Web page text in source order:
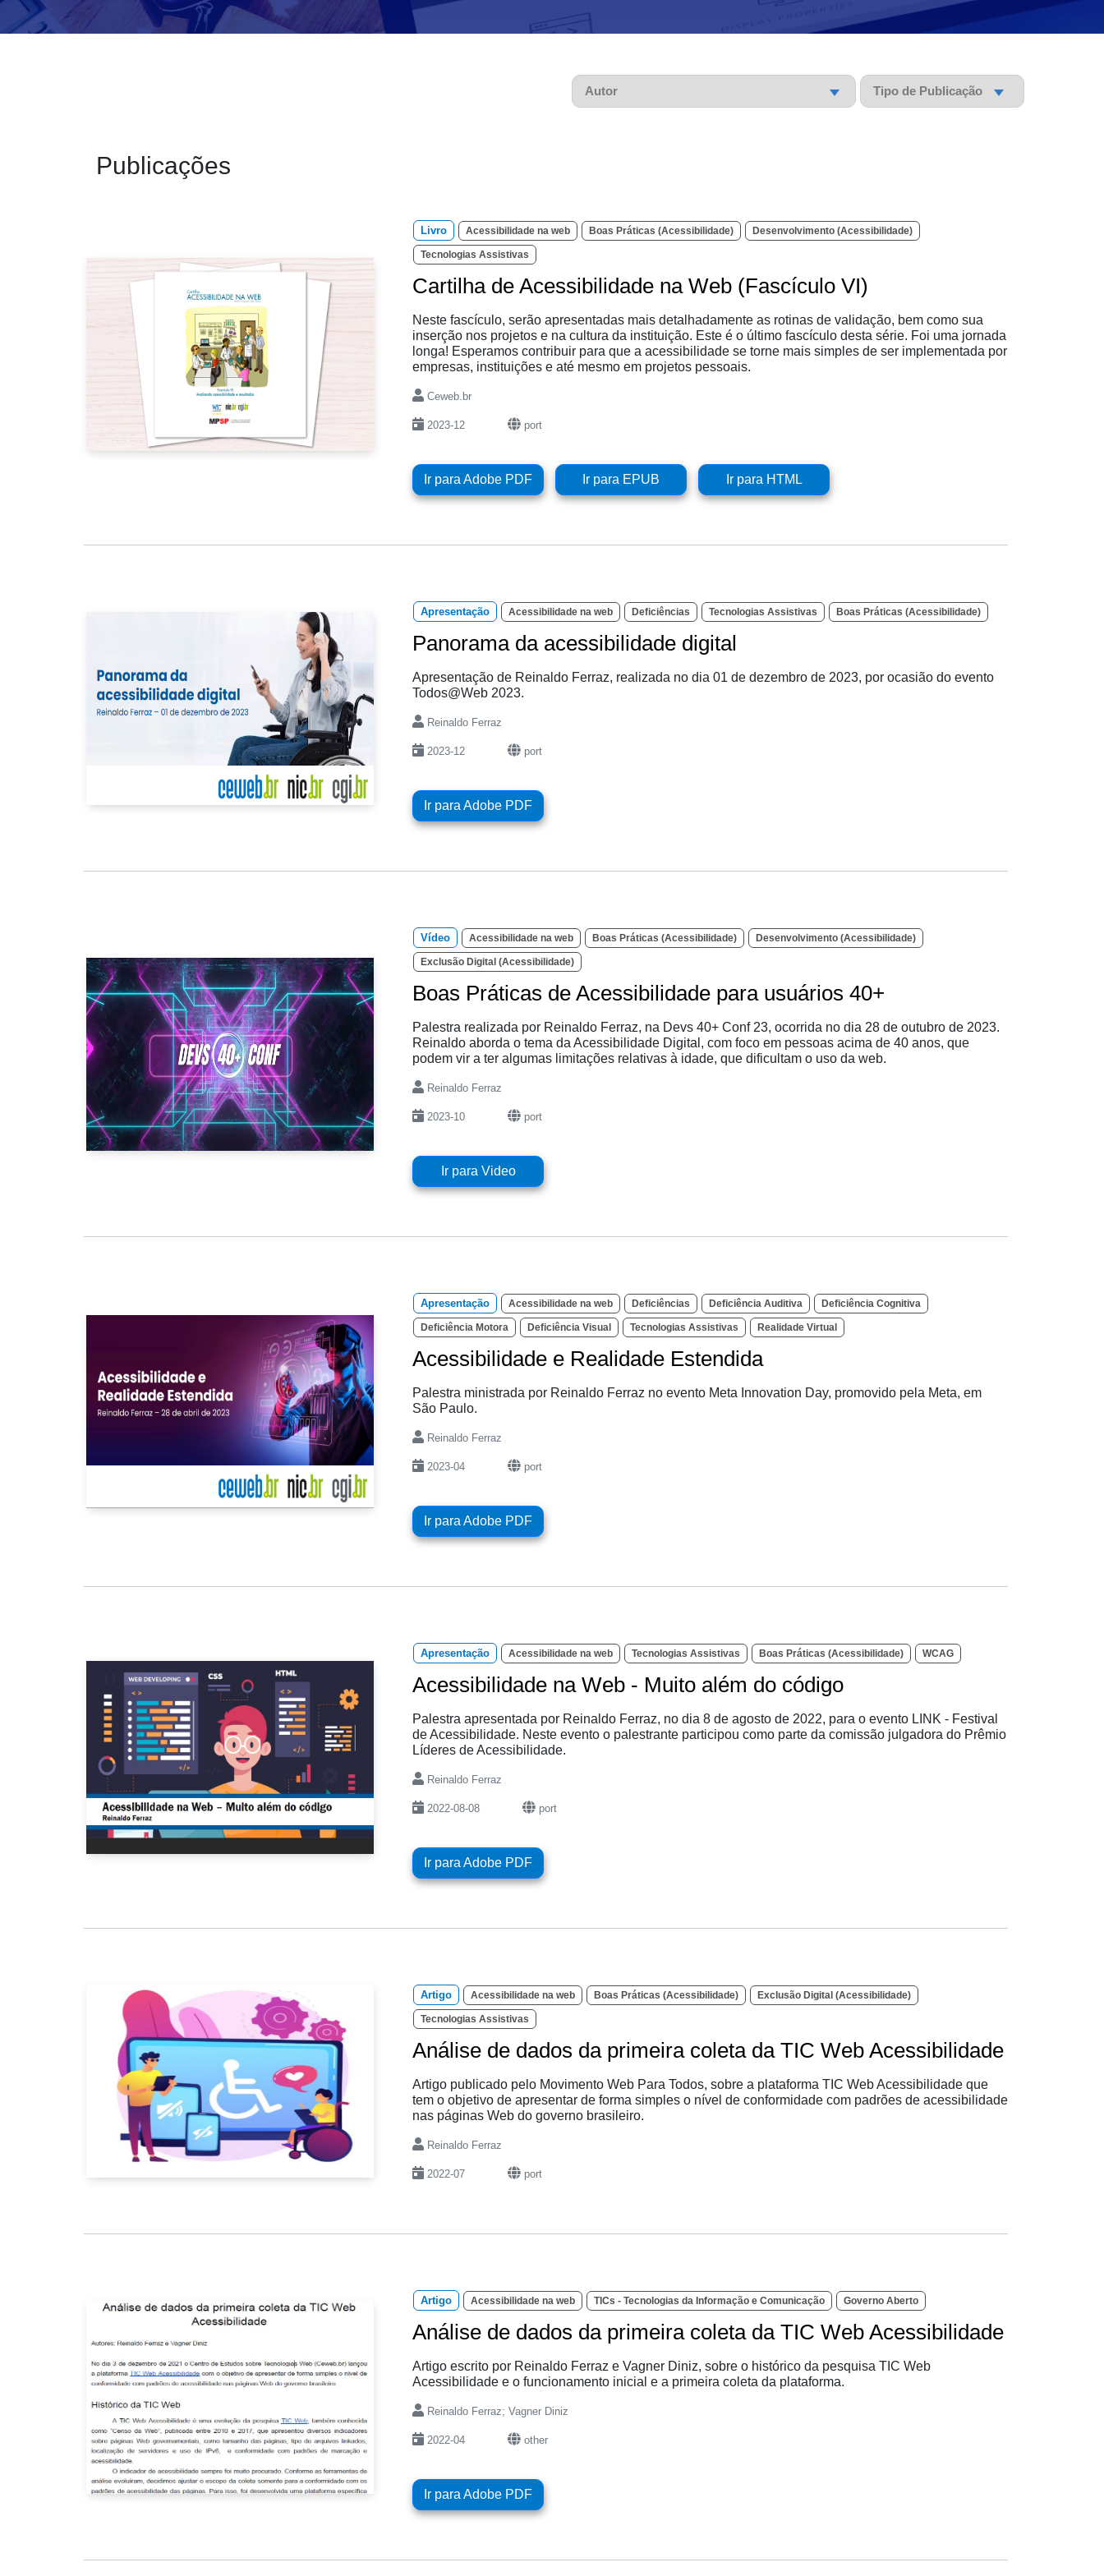
Pesquisar Pesquisar
Pesquisar
Publicações
Livro Acessibilidade na web Boas Práticas (Acessibilidade) Desenvolvimento (Acessibilidade)
Tecnologias Assistivas
Cartilha de Acessibilidade na Web (Fascículo VI)
Neste fascículo, serão apresentadas mais detalhadamente as rotinas de validação, bem como sua
inserção nos projetos e na cultura da instituição. Este é o último fascículo desta série. Foi uma jornada
longa! Esperamos contribuir para que a acessibilidade se torne mais simples de ser implementada por
empresas, instituições e até mesmo em projetos pessoais.
Ceweb.br
2023-12 port
Ir para Adobe PDF Ir para EPUB Ir para HTML
Apresentação Acessibilidade na web Deficiências Tecnologias Assistivas Boas Práticas (Acessibilidade)
Panorama da acessibilidade digital
Apresentação de Reinaldo Ferraz, realizada no dia 01 de dezembro de 2023, por ocasião do evento
Todos@Web 2023.
Reinaldo Ferraz
2023-12 port
Ir para Adobe PDF
Vídeo Acessibilidade na web Boas Práticas (Acessibilidade) Desenvolvimento (Acessibilidade)
Exclusão Digital (Acessibilidade)
Boas Práticas de Acessibilidade para usuários 40+
Palestra realizada por Reinaldo Ferraz, na Devs 40+ Conf 23, ocorrida no dia 28 de outubro de 2023.
Reinaldo aborda o tema da Acessibilidade Digital, com foco em pessoas acima de 40 anos, que
podem vir a ter algumas limitações relativas à idade, que dificultam o uso da web.
Reinaldo Ferraz
2023-10 port
Ir para Video
Apresentação Acessibilidade na web Deficiências Deficiência Auditiva Deficiência Cognitiva
Deficiência Motora Deficiência Visual Tecnologias Assistivas Realidade Virtual
Acessibilidade e Realidade Estendida
Palestra ministrada por Reinaldo Ferraz no evento Meta Innovation Day, promovido pela Meta, em
São Paulo.
Reinaldo Ferraz
2023-04 port
Ir para Adobe PDF
Apresentação Acessibilidade na web Tecnologias Assistivas Boas Práticas (Acessibilidade) WCAG
Acessibilidade na Web - Muito além do código
Palestra apresentada por Reinaldo Ferraz, no dia 8 de agosto de 2022, para o evento LINK - Festival
de Acessibilidade. Neste evento o palestrante participou como parte da comissão julgadora do Prêmio
Líderes de Acessibilidade.
Reinaldo Ferraz
2022-08-08 port
Ir para Adobe PDF
Artigo Acessibilidade na web Boas Práticas (Acessibilidade) Exclusão Digital (Acessibilidade)
Tecnologias Assistivas
Análise de dados da primeira coleta da TIC Web Acessibilidade
Artigo publicado pelo Movimento Web Para Todos, sobre a plataforma TIC Web Acessibilidade que
tem o objetivo de apresentar de forma simples o nível de conformidade com padrões de acessibilidade
nas páginas Web do governo brasileiro.
Reinaldo Ferraz
2022-07 port
Artigo Acessibilidade na web TICs - Tecnologias da Informação e Comunicação Governo Aberto
Análise de dados da primeira coleta da TIC Web Acessibilidade
Artigo escrito por Reinaldo Ferraz e Vagner Diniz, sobre o histórico da pesquisa TIC Web
Acessibilidade e o funcionamento inicial e a primeira coleta da plataforma.
Reinaldo Ferraz; Vagner Diniz
2022-04 other
Ir para Adobe PDF